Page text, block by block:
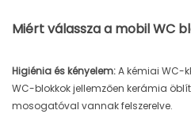
Miért válassza a mobil WC
Higiénia és kényelem:A kémiai WC-
WC-blokkok jellemzően kerámia
mosogatóval vannak felszerelve.